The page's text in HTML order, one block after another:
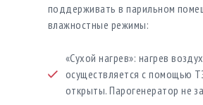
поддерживать в парильном
влажностные режимы:
«Сухой нагрев»: нагрев
осуществляется с помощью
открыты. Парогенератор не